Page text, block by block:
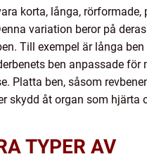
korta, långa, rörformade,
variation beror på
Till exempel är långa ben
ben anpassade för
Platta ben, såsom
skydd åt organ som hjärta
TYPER AV